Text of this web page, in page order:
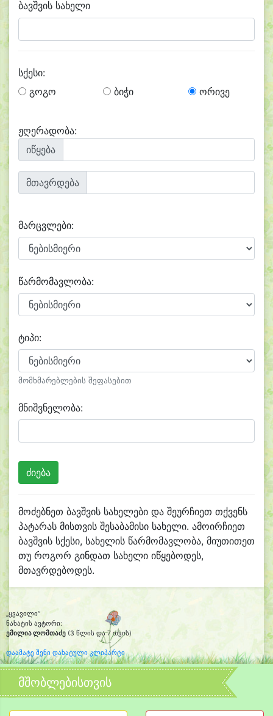
ბავშვის სახელი
სქესი:
გოგო
ბიჭი ორივე
ჟღერადობა:
იწყება
მთავრდება
მარცვლები:
წარმომავლობა:
ტიპი:
მომხმარებლების შეფასებით
მნიშვნელობა:
მოძებნეთ ბავშვის სახელები და შეურჩიეთ თქვენს
პატარას მისთვის შესაბამისი სახელი. ამოირჩიეთ
ბავშვის სქესი, სახელის წარმომავლობა, მიუთითეთ
თუ როგორ გინდათ სახელი იწყებოდეს,
მთავრდებოდეს.
„ყვავილი“
ნახატის ავტორი:
ემილია ლომთაძე (3 წლის და 7 თვის)
დაამატე შენი დახატული კლიპარტი
მშობლებისთვის